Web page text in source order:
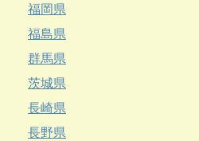
福岡県
福島県
群馬県
茨城県
長崎県
長野県